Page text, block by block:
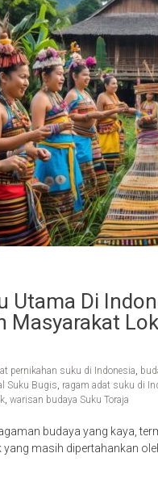
Utama Di
Masyarakat
pernikahan suku di Indonesia,
Suku Bugis, ragam adat suku di
, warisan budaya Suku Toraja
budaya yang kaya,
masih dipertahankan